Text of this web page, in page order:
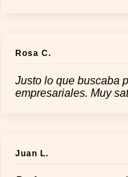
Rosa C.
Justo lo que buscaba
empresariales. Muy
Juan L.